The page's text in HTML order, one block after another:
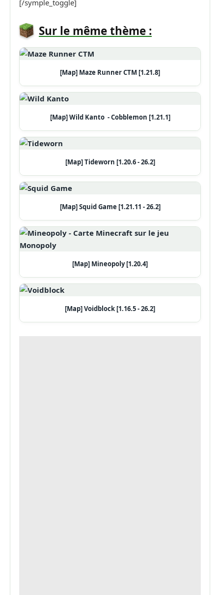
[/symple_toggle]
Sur le même thème :
[Map] Maze Runner CTM [1.21.8]
[Map] Wild Kanto - Cobblemon [1.21.1]
[Map] Tideworn [1.20.6 - 26.2]
[Map] Squid Game [1.21.11 - 26.2]
[Map] Mineopoly [1.20.4]
[Map] Voidblock [1.16.5 - 26.2]